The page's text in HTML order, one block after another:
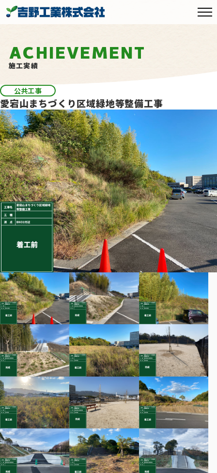
ACHIEVEMENT
施工実績
公共工事
愛宕山まちづくり区域緑地等整備工事